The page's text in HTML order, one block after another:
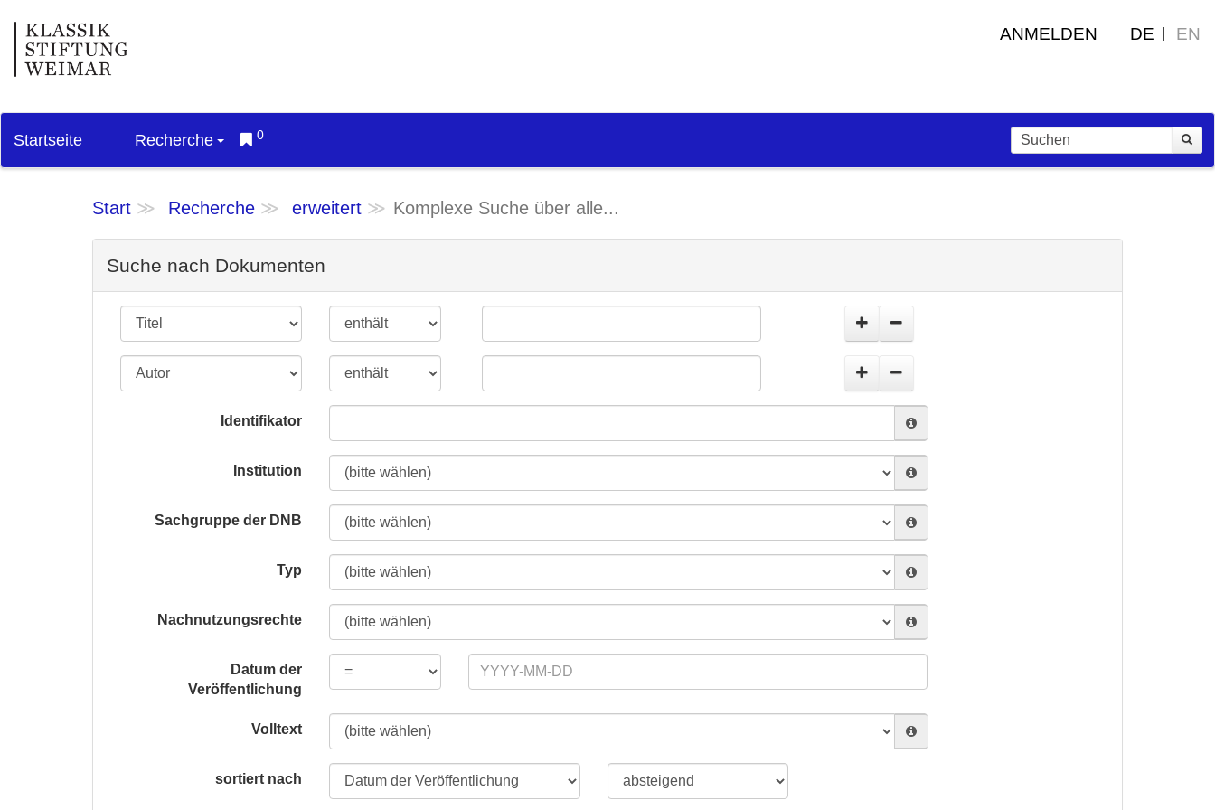
ANMELDEN DE EN
Startseite Recherche 0
Start Recherche erweitert Komplexe Suche über alle...
Suche nach Dokumenten
Identifikator
Institution
Sachgruppe der DNB
Typ
Nachnutzungsrechte
Datum der
Veröffentlichung
Volltext
sortiert nach